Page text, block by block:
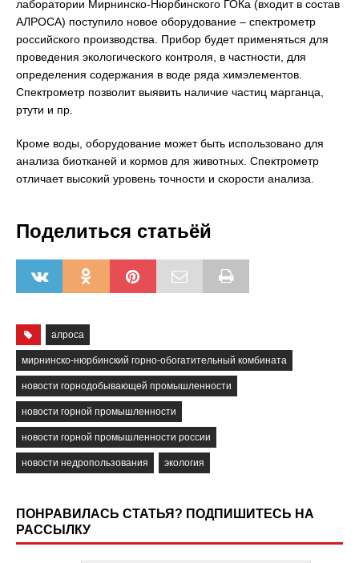
лаборатории Мирнинско-Нюрбинского ГОКа (входит в состав
АЛРОСА) поступило новое оборудование – спектрометр
российского производства. Прибор будет применяться для
проведения экологического контроля, в частности, для
определения содержания в воде ряда химэлементов.
Спектрометр позволит выявить наличие частиц марганца,
ртути и пр.
Кроме воды, оборудование может быть использовано для
анализа биотканей и кормов для животных. Спектрометр
отличает высокий уровень точности и скорости анализа.
Поделиться статьёй
алроса
мирнинско-нюрбинский горно-обогатительный комбината
новости горнодобывающей промышленности
новости горной промышленности
новости горной промышленности россии
новости недропользования экология
ПОНРАВИЛАСЬ СТАТЬЯ? ПОДПИШИТЕСЬ НА
РАССЫЛКУ